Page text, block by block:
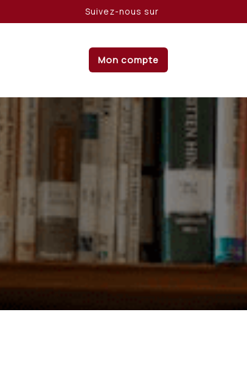
Suivez-nous sur
Mon compte